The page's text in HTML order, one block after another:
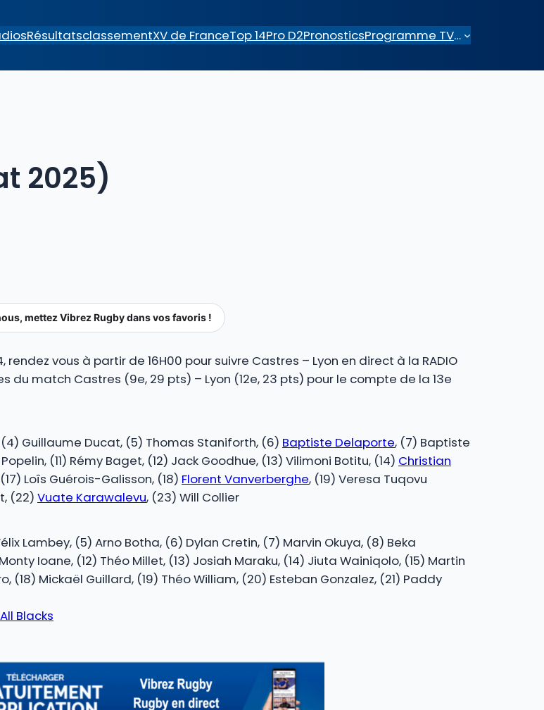
RésultatsclassementXV de FranceTop 14Pro D2PronosticsProgramme TV…
2025)
mettez Vibrez Rugby dans vos favoris !
vous à partir de 16H00 pour suivre Castres – Lyon en direct à la RADIO
du match Castres (9e, 29 pts) – Lyon (12e, 23 pts) pour le compte de la 13e
Guillaume Ducat, (5) Thomas Staniforth, (6) Baptiste Delaporte, (7) Baptiste
(11) Rémy Baget, (12) Jack Goodhue, (13) Vilimoni Botitu, (14) Christian
Loîs Guérois-Galisson, (18) Florent Vanverberghe, (19) Veresa Tuqovu
(22) Vuate Karawalevu, (23) Will Collier
Lambey, (5) Arno Botha, (6) Dylan Cretin, (7) Marvin Okuya, (8) Beka
Ioane, (12) Théo Millet, (13) Josiah Maraku, (14) Jiuta Wainiqolo, (15) Martin
(18) Mickaël Guillard, (19) Théo William, (20) Esteban Gonzalez, (21) Paddy
Blacks